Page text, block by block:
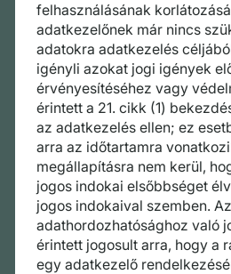
felhasználásának
adatkezelőnek már nincs
adatokra adatkezelés
igényli azokat jogi igények
érvényesítéséhez vagy
érintett a 21. cikk (1)
az adatkezelés ellen; ez
arra az időtartamra
megállapításra nem kerül,
jogos indokai elsőbbséget
jogos indokaival szemben. Az
adathordozhatósághoz való
érintett jogosult arra, hogy a
egy adatkezelő